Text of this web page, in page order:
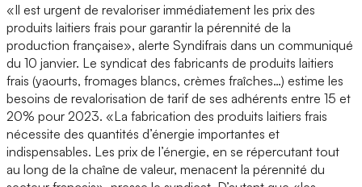
«Il est urgent de revaloriser immédiatement les prix des
produits laitiers frais pour garantir la pérennité de la
production française», alerte Syndifrais dans un communiqué
du 10 janvier. Le syndicat des fabricants de produits laitiers
frais (yaourts, fromages blancs, crèmes fraîches…) estime les
besoins de revalorisation de tarif de ses adhérents entre 15 et
20% pour 2023. «La fabrication des produits laitiers frais
nécessite des quantités d’énergie importantes et
indispensables. Les prix de l’énergie, en se répercutant tout
au long de la chaîne de valeur, menacent la pérennité du